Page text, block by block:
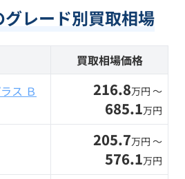
グレード別買取相場
買取相場価格
ス Ｂ
216.8万円 〜
685.1万円
205.7万円 〜
576.1万円